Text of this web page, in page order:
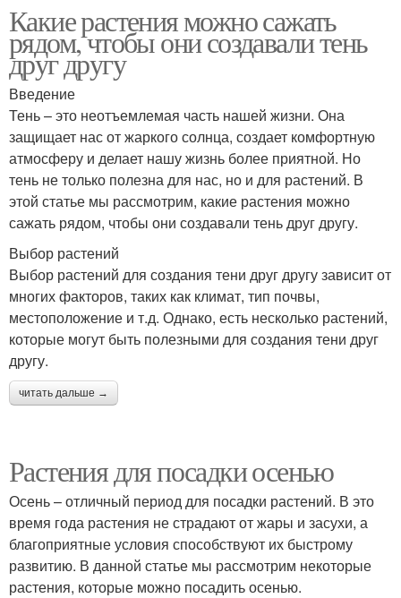
Какие растения можно сажать
рядом, чтобы они создавали тень
друг другу
Введение
Тень – это неотъемлемая часть нашей жизни. Она
защищает нас от жаркого солнца, создает комфортную
атмосферу и делает нашу жизнь более приятной. Но
тень не только полезна для нас, но и для растений. В
этой статье мы рассмотрим, какие растения можно
сажать рядом, чтобы они создавали тень друг другу.
Выбор растений
Выбор растений для создания тени друг другу зависит от
многих факторов, таких как климат, тип почвы,
местоположение и т.д. Однако, есть несколько растений,
которые могут быть полезными для создания тени друг
другу.
читать дальше →
Растения для посадки осенью
Осень – отличный период для посадки растений. В это
время года растения не страдают от жары и засухи, а
благоприятные условия способствуют их быстрому
развитию. В данной статье мы рассмотрим некоторые
растения, которые можно посадить осенью.